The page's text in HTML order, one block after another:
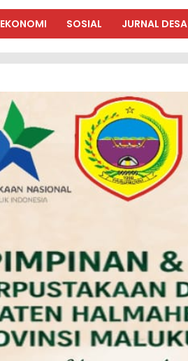
EKONOMI SOSIAL JURNAL DESA